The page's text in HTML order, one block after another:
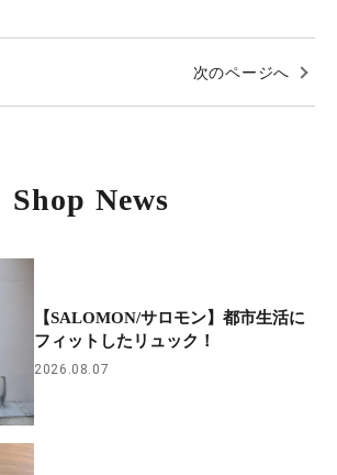
次のページへ
Shop News
【SALOMON/サロモン】都市生活に
フィットしたリュック！
2026.08.07